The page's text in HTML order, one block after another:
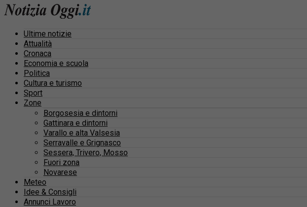
Ultime notizie
Attualità
Cronaca
Economia e scuola
Politica
Cultura e turismo
Sport
Zone
Borgosesia e dintorni
Gattinara e dintorni
Varallo e alta Valsesia
Serravalle e Grignasco
Sessera, Trivero, Mosso
Fuori zona
Novarese
Meteo
Idee & Consigli
Annunci Lavoro